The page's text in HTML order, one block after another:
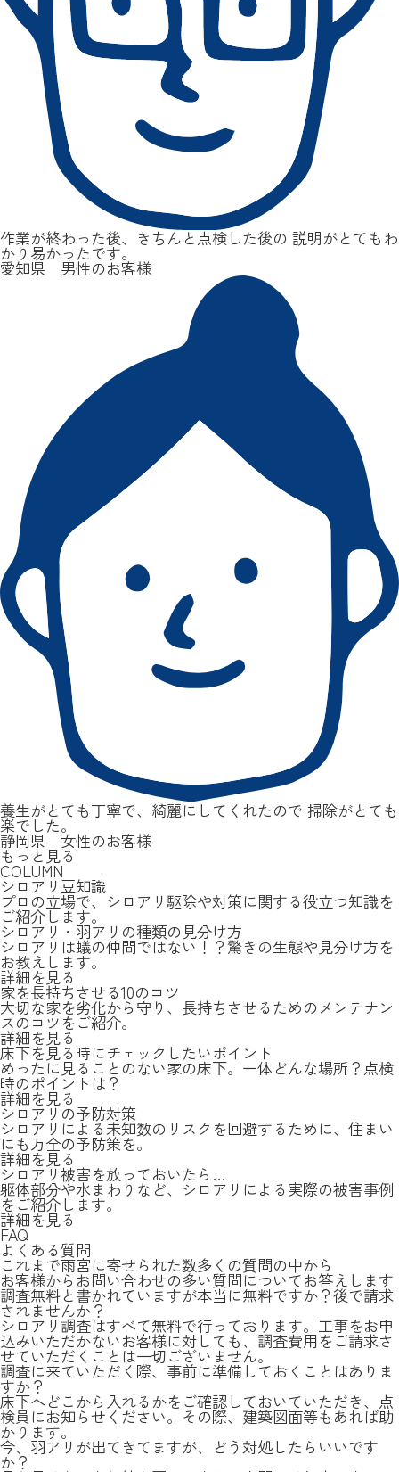
作業が終わった後、きちんと点検した後の 説明がとてもわ
かり易かったです。
愛知県 男性のお客様
養生がとても丁寧で、綺麗にしてくれたので 掃除がとても
楽でした。
静岡県 女性のお客様
もっと見る
COLUMN
シロアリ豆知識
プロの立場で、シロアリ駆除や対策に関する役立つ知識を
ご紹介します。
シロアリ・羽アリの種類の見分け方
シロアリは蟻の仲間ではない！？驚きの生態や見分け方を
お教えします。
詳細を見る
家を長持ちさせる10のコツ
大切な家を劣化から守り、長持ちさせるためのメンテナン
スのコツをご紹介。
詳細を見る
床下を見る時にチェックしたいポイント
めったに見ることのない家の床下。一体どんな場所？点検
時のポイントは？
詳細を見る
シロアリの予防対策
シロアリによる未知数のリスクを回避するために、住まい
にも万全の予防策を。
詳細を見る
シロアリ被害を放っておいたら…
躯体部分や水まわりなど、シロアリによる実際の被害事例
をご紹介します。
詳細を見る
FAQ
よくある質問
これまで雨宮に寄せられた数多くの質問の中から
お客様からお問い合わせの多い質問についてお答えします
調査無料と書かれていますが本当に無料ですか？後で請求
されませんか？
シロアリ調査はすべて無料で行っております。工事をお申
込みいただかないお客様に対しても、調査費用をご請求さ
せていただくことは一切ございません。
調査に来ていただく際、事前に準備しておくことはありま
すか？
床下へどこから入れるかをご確認しておいていただき、点
検員にお知らせください。その際、建築図面等もあれば助
かります。
今、羽アリが出てきてますが、どう対処したらいいです
か？